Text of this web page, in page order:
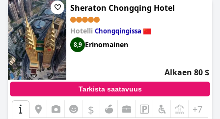
Sheraton Chongqing Hotel
Hotelli Chongqingissa
8,9 Erinomainen
Alkaen 80 $
Tarkista saatavuus
$ +7